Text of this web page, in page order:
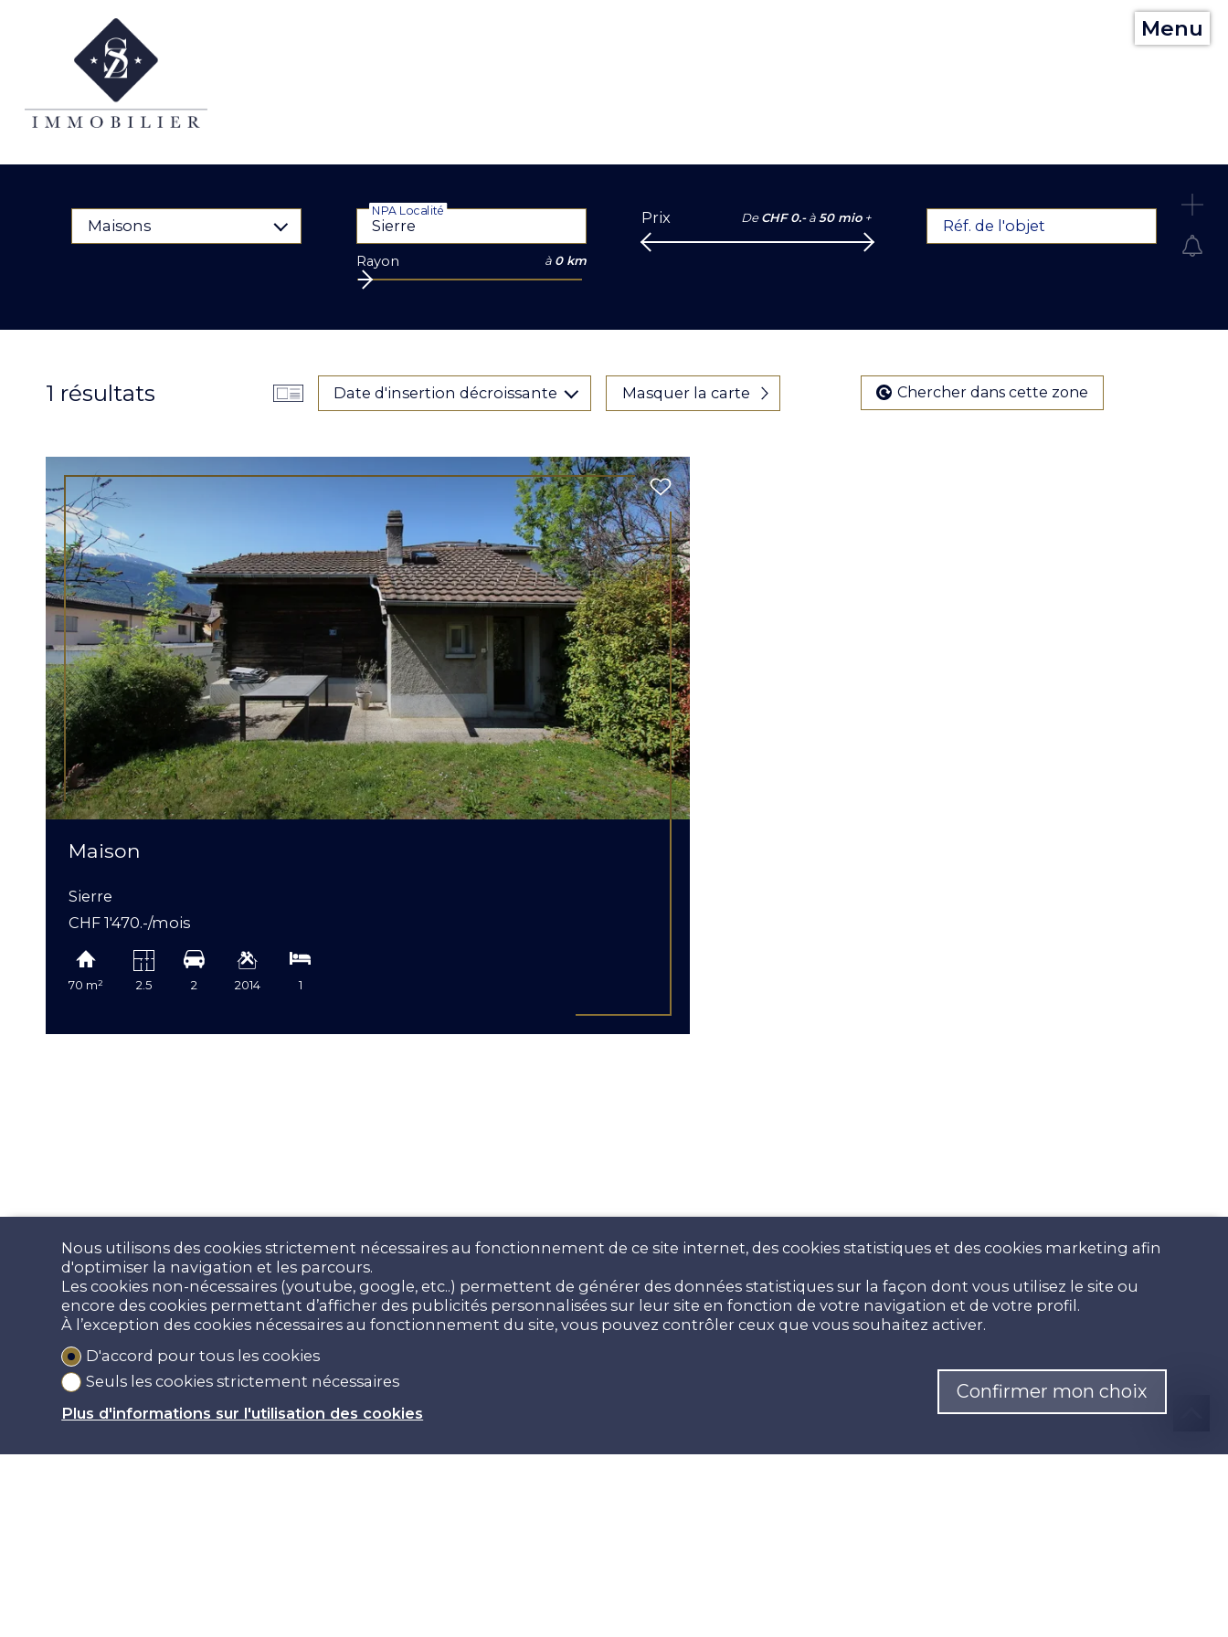
Menu
Maisons
NPA Localité
Rayon à 0 km
Prix De CHF 0.- à50 mio + Réf. de l'objet
1 résultats Date d'insertion décroissante Masquer la carte
Maison
Sierre
CHF 1'470.-/mois
70 m² 2.5 2 2014 1
Chercher dans cette zone
Nous utilisons des cookies strictement nécessaires au fonctionnement de ce site internet, des cookies statistiques et des cookies marketing afin
d'optimiser la navigation et les parcours.
Les cookies non-nécessaires (youtube, google, etc..) permettent de générer des données statistiques sur la façon dont vous utilisez le site ou
encore des cookies permettant d’afficher des publicités personnalisées sur leur site en fonction de votre navigation et de votre profil.
À l’exception des cookies nécessaires au fonctionnement du site, vous pouvez contrôler ceux que vous souhaitez activer.
D'accord pour tous les cookies
Seuls les cookies strictement nécessaires
Plus d'informations sur l'utilisation des cookies
Confirmer mon choix